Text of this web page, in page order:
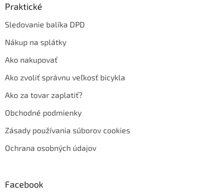
Praktické
Sledovanie balíka DPD
Nákup na splátky
Ako nakupovať
Ako zvoliť správnu veľkosť bicykla
Ako za tovar zaplatiť?
Obchodné podmienky
Zásady používania súborov cookies
Ochrana osobných údajov
Facebook